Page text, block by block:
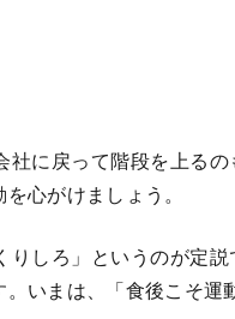
に戻って階段を上る
心がけましょう。
しろ」というのが定
いまは、「食後こそ運